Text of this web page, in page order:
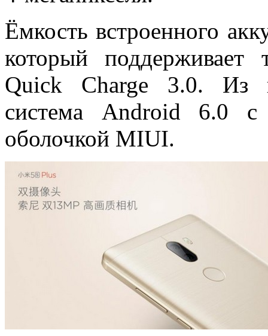
Ёмкость встроенного
который поддерживает
Quick Charge 3.0. Из
система Android 6.0 с
оболочкой MIUI.